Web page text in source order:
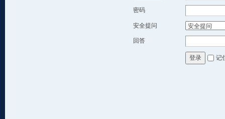
密码
安全提问
回答
登录 记